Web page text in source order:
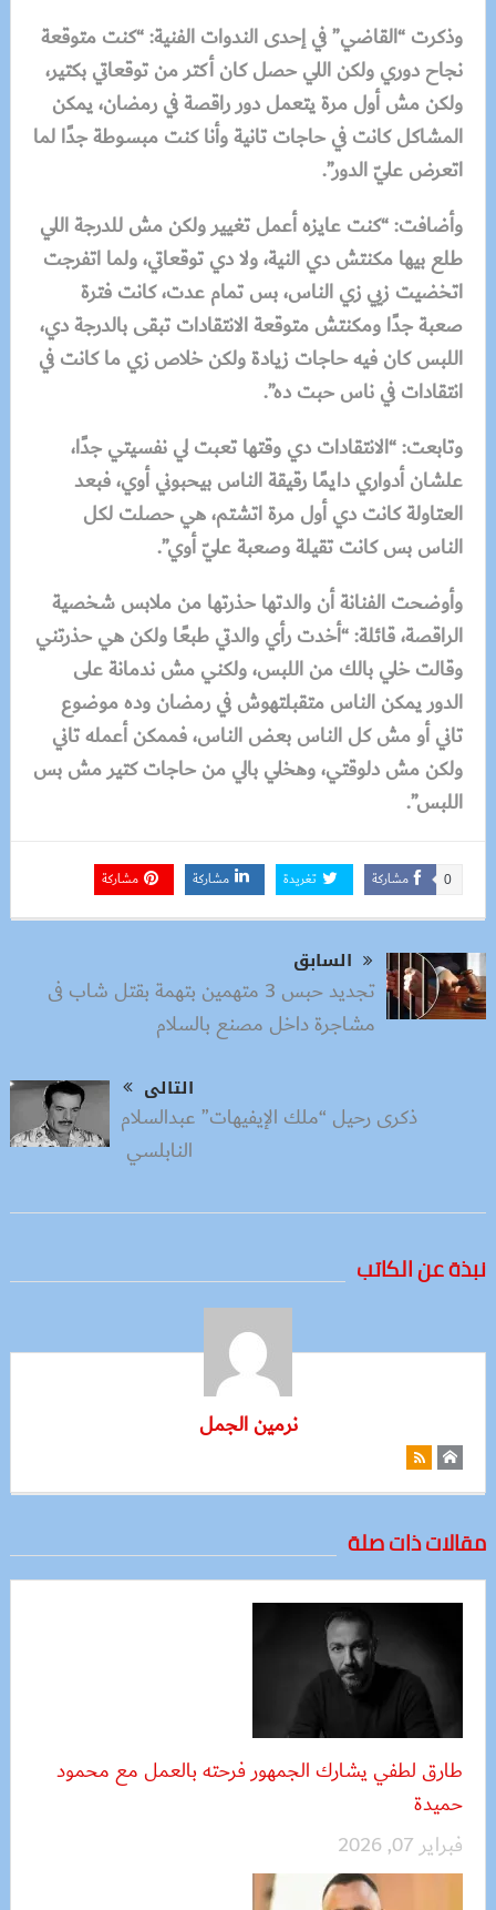
وذكرت “القاضي” في إحدى الندوات الفنية: “كنت متوقعة
نجاح دوري ولكن اللي حصل كان أكتر من توقعاتي بكتير،
ولكن مش أول مرة يتعمل دور راقصة في رمضان، يمكن
المشاكل كانت في حاجات تانية وأنا كنت مبسوطة جدًا لما
اتعرض عليّ الدور”.
وأضافت: “كنت عايزه أعمل تغيير ولكن مش للدرجة اللي
طلع بيها مكنتش دي النية، ولا دي توقعاتي، ولما اتفرجت
اتخضيت زيي زي الناس، بس تمام عدت، كانت فترة
صعبة جدًا ومكنتش متوقعة الانتقادات تبقى بالدرجة دي،
اللبس كان فيه حاجات زيادة ولكن خلاص زي ما كانت في
انتقادات في ناس حبت ده”.
وتابعت: “الانتقادات دي وقتها تعبت لي نفسيتي جدًا،
علشان أدواري دايمًا رقيقة الناس بيحبوني أوي، فبعد
العتاولة كانت دي أول مرة اتشتم، هي حصلت لكل
الناس بس كانت تقيلة وصعبة عليّ أوي”.
وأوضحت الفنانة أن والدتها حذرتها من ملابس شخصية
الراقصة، قائلة: “أخدت رأي والدتي طبعًا ولكن هي حذرتني
وقالت خلي بالك من اللبس، ولكني مش ندمانة على
الدور يمكن الناس متقبلتهوش في رمضان وده موضوع
تاني أو مش كل الناس بعض الناس، فممكن أعمله تاني
ولكن مش دلوقتي، وهخلي بالي من حاجات كتير مش بس
اللبس”.
مشاركة 0 تغريدة مشاركة مشاركة
السابق
تجديد حبس 3 متهمين بتهمة بقتل شاب فى
مشاجرة داخل مصنع بالسلام
التالى
ذكرى رحيل “ملك الإيفيهات” عبدالسلام
النابلسي
نبذة عن الكاتب
نرمين الجمل
مقالات ذات صلة
طارق لطفي يشارك الجمهور فرحته بالعمل مع محمود
حميدة
فبراير 07, 2026